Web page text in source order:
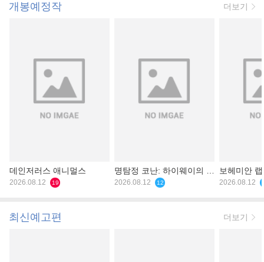
개봉예정작 더보기
데인저러스 애니멀스
2026.08.12 19
명탐정 코난: 하이웨이의 타
천사
2026.08.12 12
보헤미안
2026.08.12
최신예고편 더보기